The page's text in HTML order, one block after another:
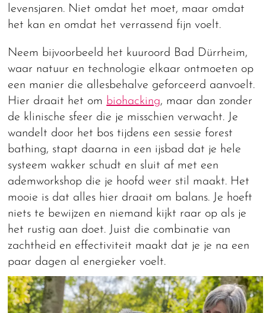
levensjaren. Niet omdat het moet, maar omdat
het kan en omdat het verrassend fijn voelt.
Neem bijvoorbeeld het kuuroord Bad Dürrheim,
waar natuur en technologie elkaar ontmoeten op
een manier die allesbehalve geforceerd aanvoelt.
Hier draait het om biohacking, maar dan zonder
de klinische sfeer die je misschien verwacht. Je
wandelt door het bos tijdens een sessie forest
bathing, stapt daarna in een ijsbad dat je hele
systeem wakker schudt en sluit af met een
ademworkshop die je hoofd weer stil maakt. Het
mooie is dat alles hier draait om balans. Je hoeft
niets te bewijzen en niemand kijkt raar op als je
het rustig aan doet. Juist die combinatie van
zachtheid en effectiviteit maakt dat je je na een
paar dagen al energieker voelt.